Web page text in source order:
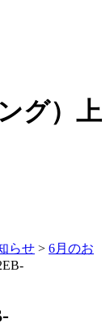
グ）上
らせ > 6月のお